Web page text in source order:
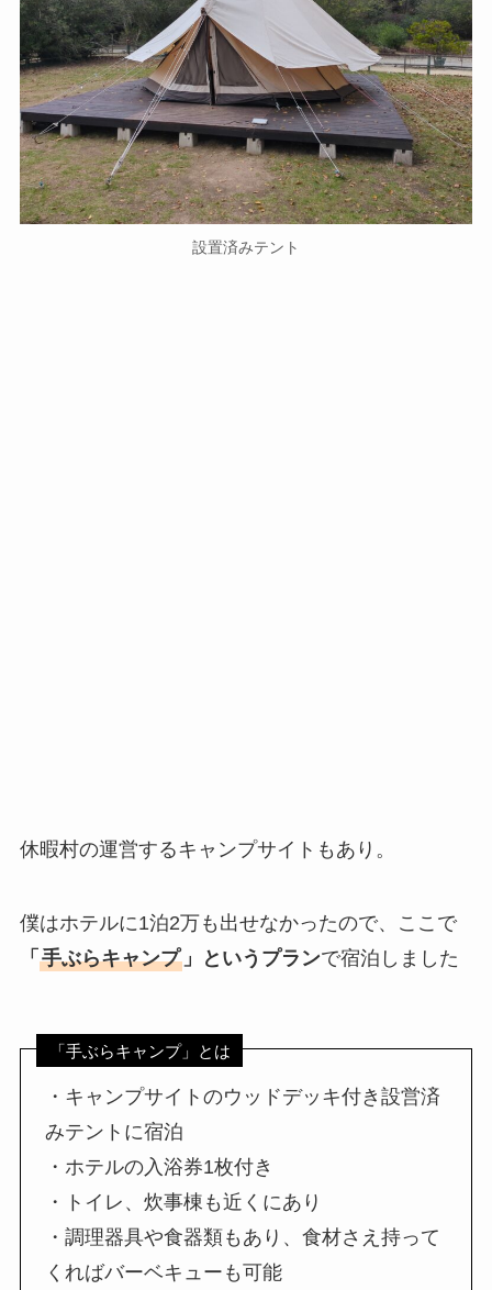
設置済みテント
休暇村の運営するキャンプサイトもあり。
僕はホテルに1泊2万も出せなかったので、ここで
「 手ぶらキャンプ」というプランで宿泊しました
「手ぶらキャンプ」とは
・キャンプサイトのウッドデッキ付き設営済
みテントに宿泊
・ホテルの入浴券1枚付き
・トイレ、炊事棟も近くにあり
・調理器具や食器類もあり、食材さえ持って
くればバーベキューも可能